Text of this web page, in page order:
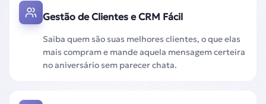
Gestão de Clientes e CRM Fácil
Saiba quem são suas melhores clientes, o que elas
mais compram e mande aquela mensagem certeira
no aniversário sem parecer chata.